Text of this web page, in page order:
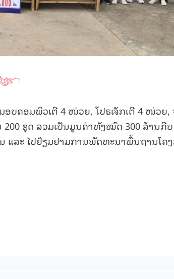
ບຄອມພິວເຕີ 4 ໜ່ວຍ, ໂປຣເຈັກເຕີ 4 ໜ່ວຍ,
200 ຊຸດ ລວມເປັນມູນຄ່າທັງໝົດ 300 ລ້ານກີ
ແລະ ໄປຢ້ຽມຢາມການພັດທະນາພື້ນຖານໂຄ